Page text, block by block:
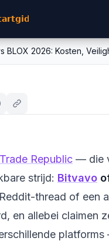
BLOX 2026: Kosten,
Trade Republic — die
strijd: Bitvavo
thread of een
en allebei claimen